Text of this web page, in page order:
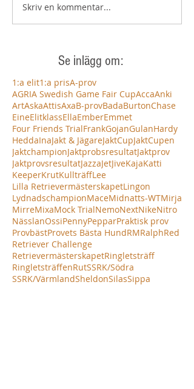
Skriv en kommentar...
Se inlägg om:
1:a elit1:a prisA-prov
AGRIA Swedish Game Fair CupAccaAnki
ArtAskaAttisAxaB-provBadaBurtonChase
EineElitklassEllaEmberEmmet
Four Friends TrialFrankGojanGulanHardy
HeddaInaJakt & JägareJaktCupJaktCupen
JaktchampionJaktprobsresultatJaktprov
JaktprovsresultatJazzaJetJiveKajaKatti
KeeperKrutKullträffLee
Lilla RetrievermästerskapetLingon
LydnadschampionMaceMidnatts-WTMirja
MirreMixaMock TrialNemoNextNikeNitro
NässlanOssiPennyPepparPraktisk prov
ProvbästProvets Bästa HundRMRalphRed
Retriever Challenge
RetrievermästerskapetRingletsträff
RingletsträffenRutSSRK/Södra
SSRK/VärmlandSheldonSilasSippa